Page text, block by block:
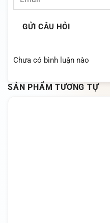
GỬI CÂU HỎI
Chưa có bình luận nào
SẢN PHẨM TƯƠNG TỰ